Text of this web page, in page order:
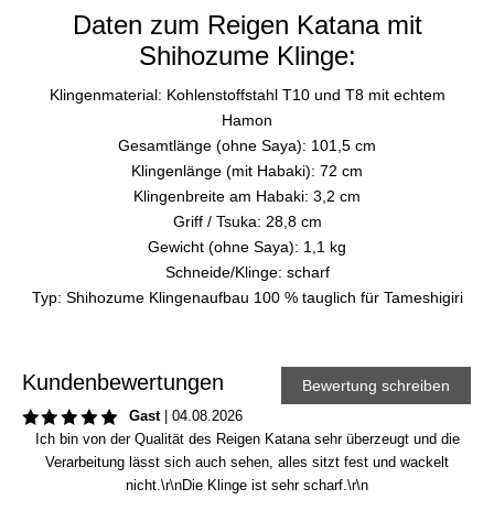
Daten zum Reigen Katana mit
Shihozume Klinge:
Klingenmaterial: Kohlenstoffstahl T10 und T8 mit echtem
Hamon
Gesamtlänge (ohne Saya): 101,5 cm
Klingenlänge (mit Habaki): 72 cm
Klingenbreite am Habaki: 3,2 cm
Griff / Tsuka: 28,8 cm
Gewicht (ohne Saya): 1,1 kg
Schneide/Klinge: scharf
Typ: Shihozume Klingenaufbau 100 % tauglich für Tameshigiri
Kundenbewertungen Bewertung schreiben
Gast| 04.08.2026
Ich bin von der Qualität des Reigen Katana sehr überzeugt und die
Verarbeitung lässt sich auch sehen, alles sitzt fest und wackelt
nicht.\r\nDie Klinge ist sehr scharf.\r\n